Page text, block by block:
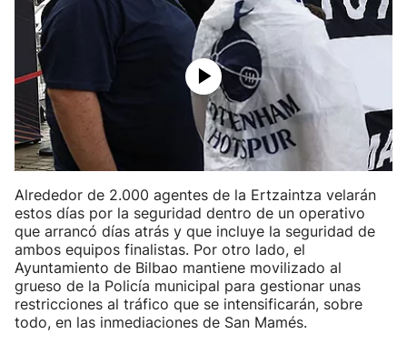
Alrededor de 2.000 agentes de la Ertzaintza velarán
estos días por la seguridad dentro de un operativo
que arrancó días atrás y que incluye la seguridad de
ambos equipos finalistas. Por otro lado, el
Ayuntamiento de Bilbao mantiene movilizado al
grueso de la Policía municipal para gestionar unas
restricciones al tráfico que se intensificarán, sobre
todo, en las inmediaciones de San Mamés.